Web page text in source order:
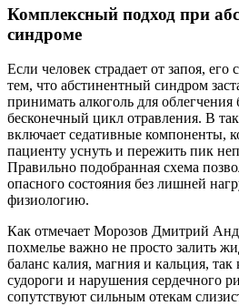
Комплексный подход при
синдроме
Если человек страдает от запоя, его
тем, что абстинентный синдром
принимать алкоголь для облегчения
бесконечный цикл отравления. В
включает седативные компоненты,
пациенту уснуть и пережить пик
Правильно подобранная схема
опасного состояния без лишней
физиологию.
Как отмечает Морозов Дмитрий
похмелье важно не просто залить
баланс калия, магния и кальция,
судороги и нарушения сердечного
сопутствуют сильным отекам